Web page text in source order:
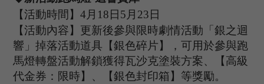
【活動時間】4 月 18日5 月 23日
【活動內容】更新後參與限時劇情活動「銀之迴
響」掉落活動道具【銀色碎片】，可用於參與跑
馬燈轉盤活動解鎖獲得瓦沙克塗裝方案、【高級
代金券：限時】、【銀色封印箱】等獎勵。